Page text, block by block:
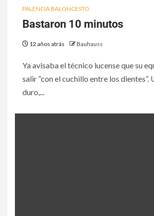
PALENCIA BALONCESTO
Bastaron 10 minutos
12 años atrás Bauhauss
Ya avisaba el técnico lucense que su
salir “con el cuchillo entre los dientes”.
duro,...